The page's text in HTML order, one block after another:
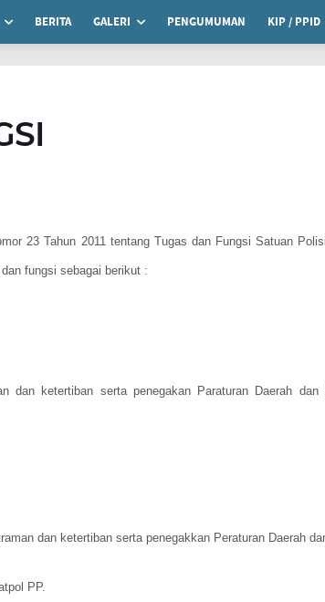
BERITA GALERI PENGUMUMAN KIP / PPID
23 Tahun 2011 tentang Tugas dan Fungsi Satuan
fungsi sebagai berikut :
dan ketertiban serta penegakan Paraturan Daerah dan
dan ketertiban serta penegakkan Peraturan Daerah
PP.